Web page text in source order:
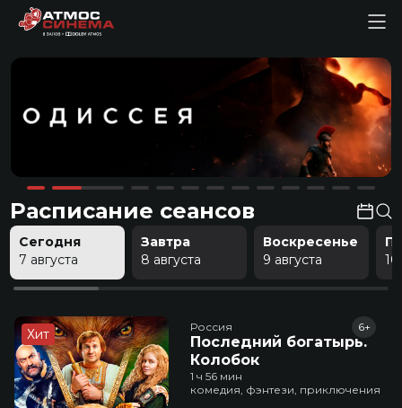
Расписание сеансов
Сегодня
7 августа
Завтра
8 августа
Воскресенье
9 августа
10
Хит Россия
Последний богатырь.
Колобок
6+
1 ч 56 мин
комедия, фэнтези, приключения